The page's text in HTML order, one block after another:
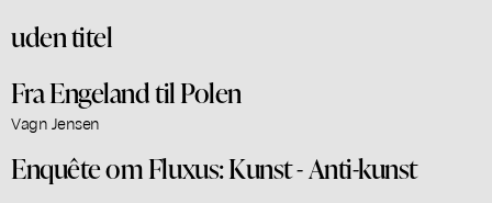
uden titel
Fra Engeland til Polen
Vagn Jensen
Enquête om Fluxus: Kunst - Anti-kunst